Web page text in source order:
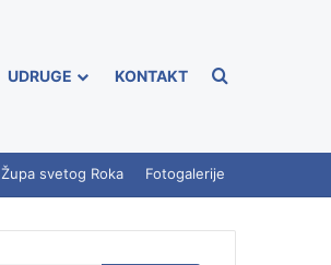
UDRUGE KONTAKT
Župa svetog Roka Fotogalerije